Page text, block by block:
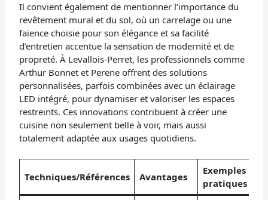
Il convient également de mentionner l’importance du
revêtement mural et du sol, où un carrelage ou une
faïence choisie pour son élégance et sa facilité
d’entretien accentue la sensation de modernité et de
propreté. À Levallois-Perret, les professionnels comme
Arthur Bonnet et Perene offrent des solutions
personnalisées, parfois combinées avec un éclairage
LED intégré, pour dynamiser et valoriser les espaces
restreints. Ces innovations contribuent à créer une
cuisine non seulement belle à voir, mais aussi
totalement adaptée aux usages quotidiens.
Techniques/Références Avantages
Exemples
pratiques